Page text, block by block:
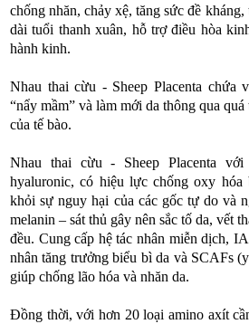
chống nhăn, chảy xệ, tăng sức đề
dài tuổi thanh xuân, hỗ trợ điều hòa
hành kinh.
Nhau thai cừu - Sheep Placenta chứa
“nẩy mầm” và làm mới da thông qua
của tế bào.
Nhau thai cừu - Sheep Placenta với
hyaluronic, có hiệu lực chống oxy hóa
khỏi sự nguy hại của các gốc tự do và
melanin – sát thủ gây nên sắc tố da, vết
đều. Cung cấp hệ tác nhân miễn dịch,
nhân tăng trưởng biểu bì da và SCAFs
giúp chống lão hóa và nhăn da.
Đồng thời, với hơn 20 loại amino axít